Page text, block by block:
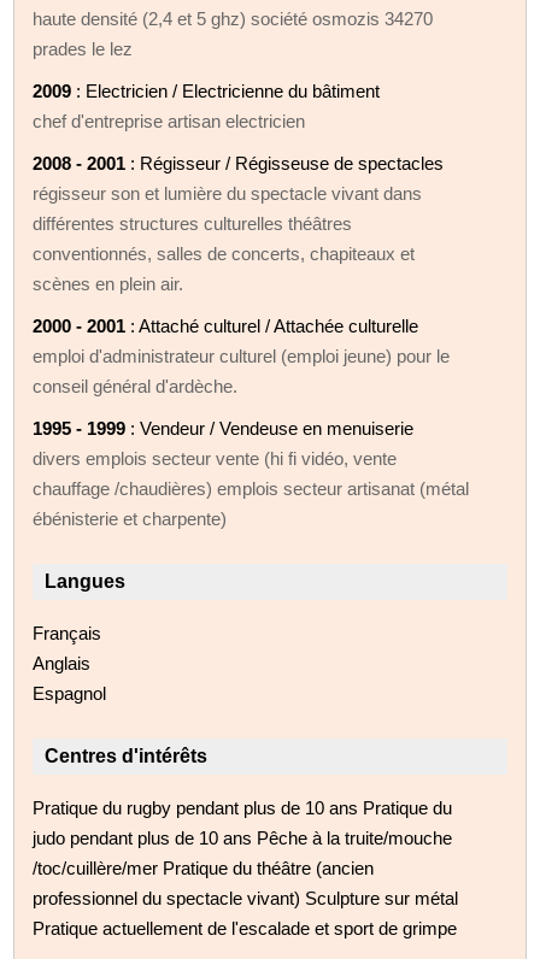
haute densité (2,4 et 5 ghz) société osmozis 34270
prades le lez
2009 : Electricien / Electricienne du bâtiment
chef d'entreprise artisan electricien
2008 - 2001 : Régisseur / Régisseuse de spectacles
régisseur son et lumière du spectacle vivant dans
différentes structures culturelles théâtres
conventionnés, salles de concerts, chapiteaux et
scènes en plein air.
2000 - 2001 : Attaché culturel / Attachée culturelle
emploi d'administrateur culturel (emploi jeune) pour le
conseil général d'ardèche.
1995 - 1999 : Vendeur / Vendeuse en menuiserie
divers emplois secteur vente (hi fi vidéo, vente
chauffage /chaudières) emplois secteur artisanat (métal
ébénisterie et charpente)
Langues
Français
Anglais
Espagnol
Centres d'intérêts
Pratique du rugby pendant plus de 10 ans Pratique du
judo pendant plus de 10 ans Pêche à la truite/mouche
/toc/cuillère/mer Pratique du théâtre (ancien
professionnel du spectacle vivant) Sculpture sur métal
Pratique actuellement de l'escalade et sport de grimpe